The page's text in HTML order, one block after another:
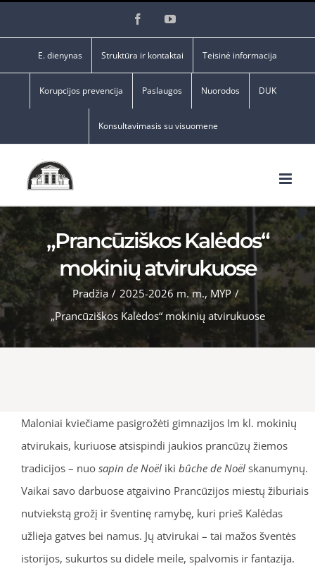
FacebookYouTube
E. dienynas Struktūra ir kontaktai Teisinė informacija
Korupcijos prevencija Paslaugos Nuorodos DUK
Konsultavimasis su visuomene
„Prancūziškos Kalėdos“
mokinių atvirukuose
Pradžia / 2025-2026 m. m., MYP /
„Prancūziškos Kalėdos“ mokinių atvirukuose
Maloniai kviečiame pasigrožėti gimnazijos Im kl. mokinių
atvirukais, kuriuose atsispindi jaukios prancūzų žiemos
tradicijos – nuo sapin de Noëliki bûche de Noëlskanumynų.
Vaikai savo darbuose atgaivino Prancūzijos miestų žiburiais
nutviekstą grožį ir šventinę ramybę, kuri prieš Kalėdas
užlieja gatves bei namus. Jų atvirukai – tai mažos šventės
istorijos, sukurtos su didele meile, spalvomis ir fantazija.